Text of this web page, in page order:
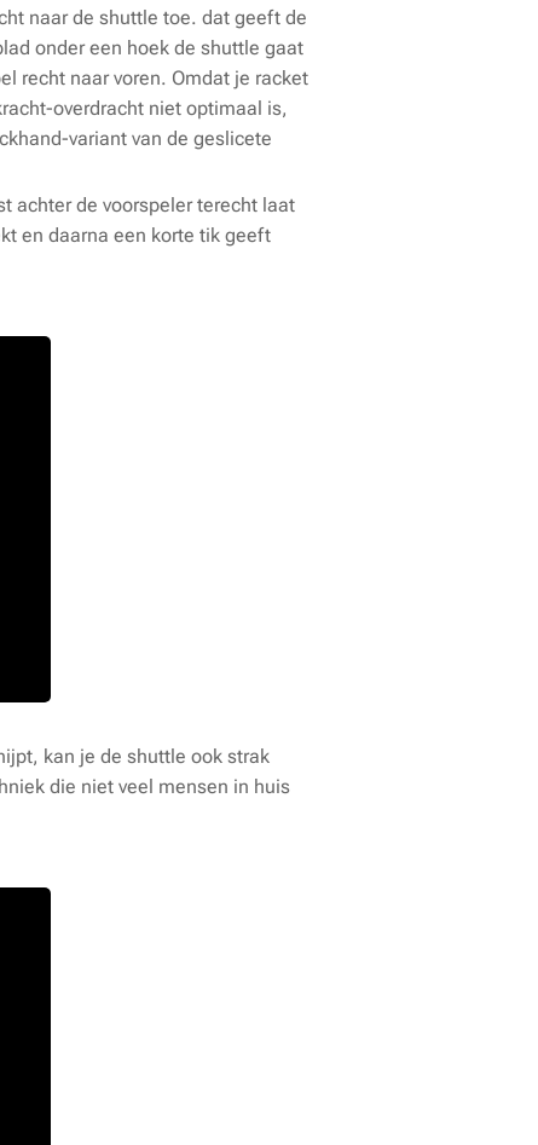
naar de shuttle toe. dat geeft de
onder een hoek de shuttle gaat
recht naar voren. Omdat je racket
overdracht niet optimaal is,
variant van de geslicete
achter de voorspeler terecht laat
en daarna een korte tik geeft
kan je de shuttle ook strak
die niet veel mensen in huis